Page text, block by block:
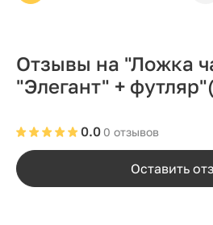
Отзывы на "Ложка
"Элегант" + футляр"
0 отзывов
0.0
Оставить